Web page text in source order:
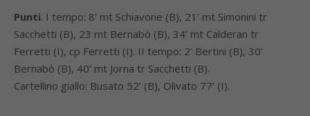
Punti. I tempo: 8’ mt Schiavone (B), 21’ mt Simonini tr
Sacchetti (B), 23 mt Bernabò (B), 34’ mt Calderan tr
Ferretti (I), cp Ferretti (I). II tempo: 2’ Bertini (B), 30’
Bernabò (B), 40’ mt Jorna tr Sacchetti (B).
Cartellino giallo: Busato 52’ (B), Olivato 77’ (I).